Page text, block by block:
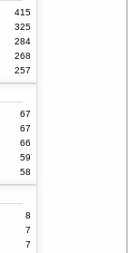
415
325
284
268
257
67
67
66
59
58
8
7
7